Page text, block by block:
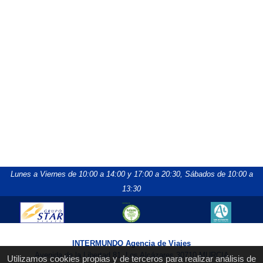
Utilizamos cookies propias y de terceros para realizar análisis de
Lunes a Viernes de 10:00 a 14:00 y 17:00 a 20:30, Sábados de 10:00 a
13:30
INTERMUNDO Agencia de Viajes
Avenida de la Libertad 81, Los Alcázares 30710 MURCIA